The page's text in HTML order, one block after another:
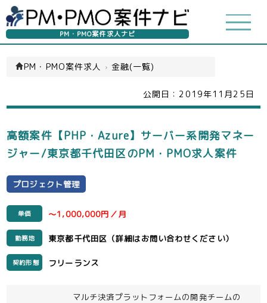
PM・PMO案件求人ナビ
PM・PMO案件求人 › 金融(一覧)
公開日： 2019年11月25日
高額案件【PHP・Azure】サーバー系開発マネー
ジャー/東京都千代田区のPM・PMO求人案件
プロジェクト管理
単価 ～1,000,000円／月
勤務地 東京都千代田区（詳細はお問い合わせください）
契約形態 フリーランス
マルチ決済プラットフォームの開発チームの